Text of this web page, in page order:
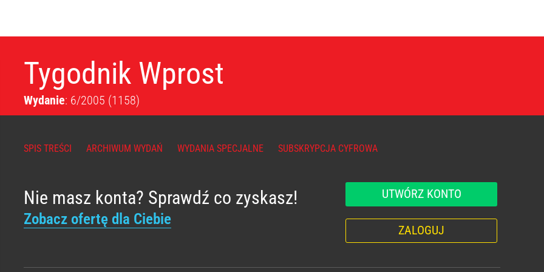
Tygodnik Wprost
Wydanie: 6/2005 (1158)
SPIS TREŚCI ARCHIWUM WYDAŃ WYDANIA SPECJALNE SUBSKRYPCJA CYFROWA
Nie masz konta? Sprawdź co zyskasz!
Zobacz ofertę dla Ciebie
UTWÓRZ KONTO
ZALOGUJ